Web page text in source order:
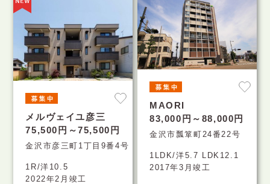
メルヴェイユ彦三
75,500円～75,500円
金沢市彦三町1丁目9番4号
1R/洋10.5
2022年2月竣工
MAORI
83,000円～88,000円
金沢市瓢箪町24番22号
1LDK/洋5.7 LDK12.1
2017年3月竣工